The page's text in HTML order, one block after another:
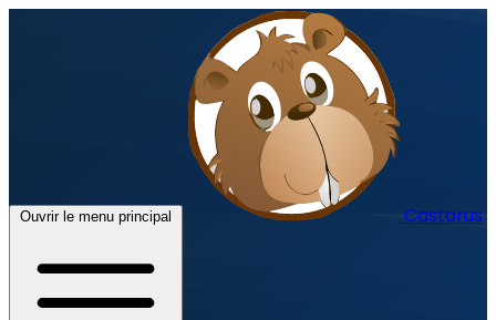
Ouvrir le menu principal Castorus